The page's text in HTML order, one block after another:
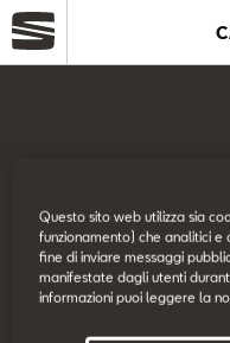
Offerte
Prova su strada
Configuratore
Questo sito web utilizza sia
funzionamento) che analitici
fine di inviare messaggi
manifestate dagli utenti
informazioni puoi leggere la